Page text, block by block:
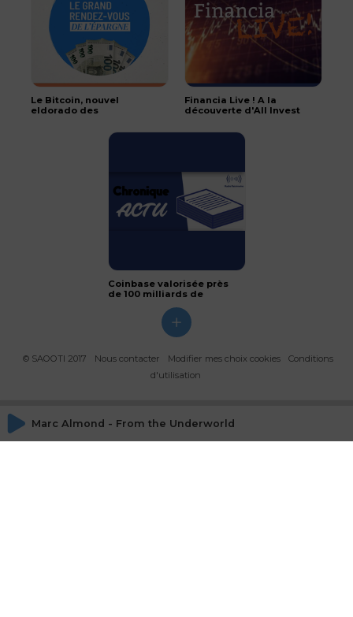
Le Bitcoin, nouvel
eldorado des
Financia Live ! A la
découverte d'All Invest
Coinbase valorisée près
de 100 milliards de
© SAOOTI 2017 Nous contacter Modifier mes choix cookies
Conditions
d'utilisation
Marc Almond - From the Underworld